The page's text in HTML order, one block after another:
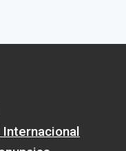
Internacional